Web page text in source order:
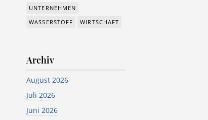
UNTERNEHMEN
WASSERSTOFF
WIRTSCHAFT
Archiv
August 2026
Juli 2026
Juni 2026